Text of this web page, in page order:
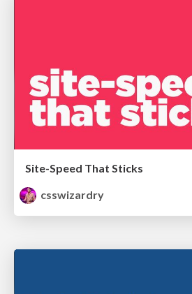
Site-Speed That Sticks
csswizardry